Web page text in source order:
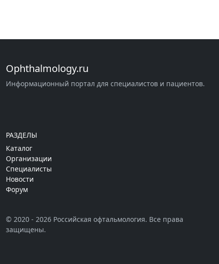
Ophthalmology.ru
Информационный портал для специалистов и пациентов.
РАЗДЕЛЫ
Каталог
Организации
Специалисты
Новости
Форум
© 2020 - 2026 Российская офтальмология. Все права
защищены.